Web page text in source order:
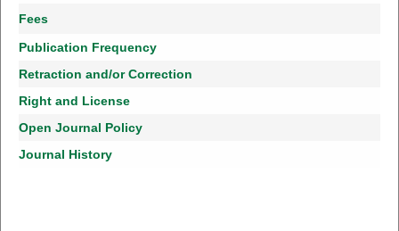
Fees
Publication Frequency
Retraction and/or Correction
Right and License
Open Journal Policy
Journal History